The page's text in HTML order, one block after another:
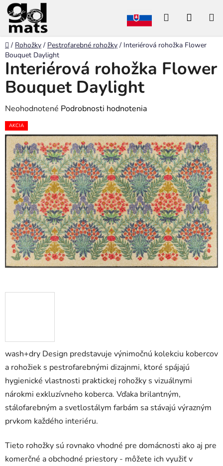
Prejsť
na
obsah
Hľadať
Domov
/ Rohožky / Pestrofarebné rohožky / Interiérová rohožka Flower
Bouquet Daylight
wash+dry Design predstavuje výnimočnú kolekciu kobercov
a rohožiek s pestrofarebnými dizajnmi, ktoré spájajú
hygienické vlastnosti praktickej rohožky s vizuálnymi
nárokmi exkluzívneho koberca. Vďaka brilantným,
stálofarebným a svetlostálym farbám sa stávajú výrazným
prvkom každého interiéru.
Tieto rohožky sú rovnako vhodné pre domácnosti ako aj pre
komerčné a obchodné priestory - môžete ich využiť v
Interiérová rohožka Flower
Bouquet Daylight
Priemerné
hodnotenie
produktu
je
0,0
z
5
hviezdičiek.
Neohodnotené Podrobnosti hodnotenia
AKCIA